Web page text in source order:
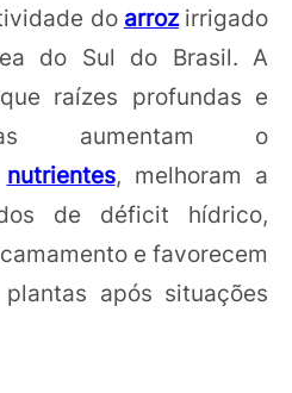
do arrozirrigado
do Sul do Brasil. A
raízes profundas e
aumentam o
nutrientes, melhoram a
de déficit hídrico,
e favorecem
após situações